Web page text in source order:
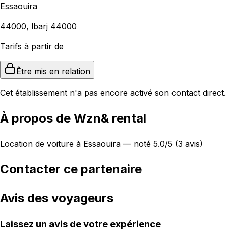
Essaouira
44000, lbarj 44000
Tarifs à partir de
Être mis en relation
Cet établissement n'a pas encore activé son contact direct.
À propos de Wzn& rental
Location de voiture à Essaouira — noté 5.0/5 (3 avis)
Contacter ce partenaire
Avis des voyageurs
Laissez un avis de votre expérience